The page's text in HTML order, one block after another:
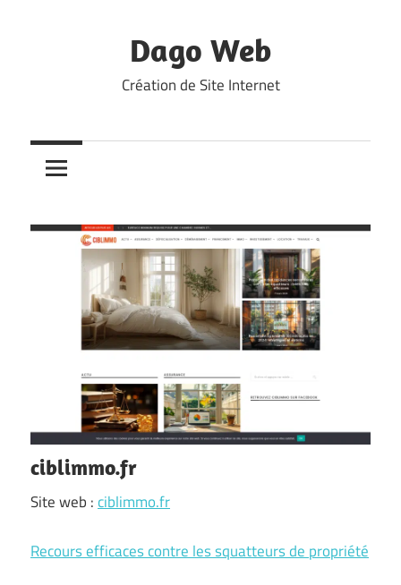
Dago Web
Création de Site Internet
ciblimmo.fr
Site web :ciblimmo.fr
Recours efficaces contre les squatteurs de propriété